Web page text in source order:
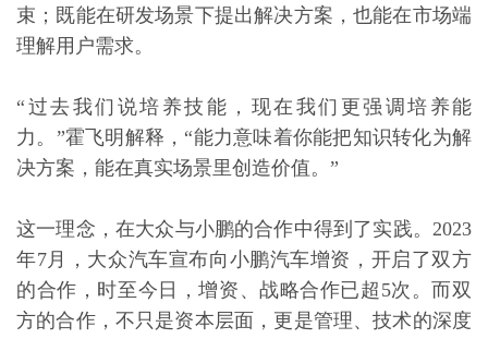
束；既能在研发场景下提出解决方案，也能在市场端
理解用户需求。
“过去我们说培养技能，现在我们更强调培养能
力。”霍飞明解释，“能力意味着你能把知识转化为解
决方案，能在真实场景里创造价值。”
这一理念，在大众与小鹏的合作中得到了实践。2023
年7月，大众汽车宣布向小鹏汽车增资，开启了双方
的合作，时至今日，增资、战略合作已超5次。而双
方的合作，不只是资本层面，更是管理、技术的深度